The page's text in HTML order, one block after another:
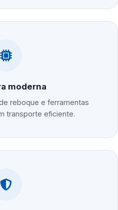
moderna
reboque e ferramentas
transporte eficiente.